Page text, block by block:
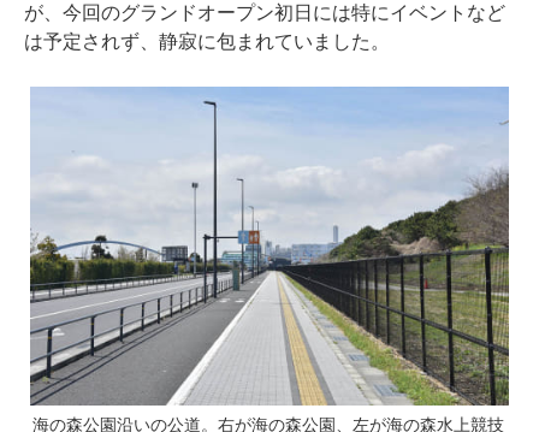
が、今回のグランドオープン初日には特にイベントなど
は予定されず、静寂に包まれていました。
海の森公園沿いの公道。右が海の森公園、左が海の森水上競技